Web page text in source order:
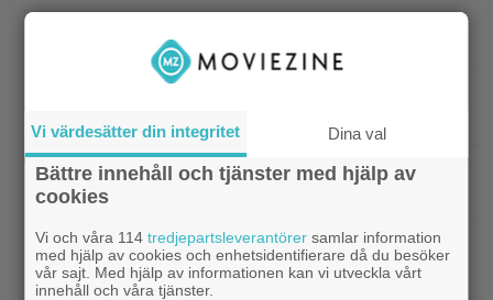
Fantasy
försenas – släpps 2027
Klassiker|”Hajen” i topp när Empires läsare
korar tidernas 100 bästa filmer
Exklusivt| ”Svärtan”-stjärnan Linus Rogsgård om
sina favoritserier: ”En av de bästa…”
Vi värdesätter din integritet Dina val
Bättre innehåll och tjänster med hjälp av
cookies
Vi och våra 114tredjepartsleverantörer samlar information
med hjälp av cookies och enhetsidentifierare då du besöker
vår sajt. Med hjälp av informationen kan vi utveckla vårt
innehåll och våra tjänster.